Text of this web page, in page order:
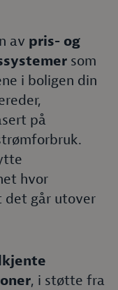
av pris- og
som
i boligen din
på
hvor
det går utover
, i støtte fra